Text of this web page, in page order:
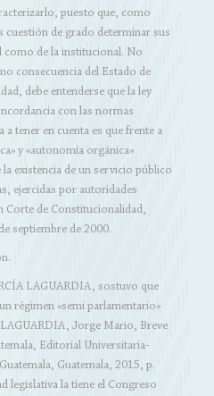
puesto que, como
cuestión de grado determinar sus
como de la institucional. No
consecuencia del Estado de
debe entenderse que la ley
con las normas
tener en cuenta es que frente a
y «autonomía orgánica»
existencia de un servicio público
ejercidas por autoridades
Corte de Constitucionalidad,
septiembre de 2000.
LAGUARDIA, sostuvo que
régimen «semi parlamentario»
LAGUARDIA, Jorge Mario, Breve
Editorial Universitaria-
Guatemala, 2015, p.
legislativa la tiene el Congreso